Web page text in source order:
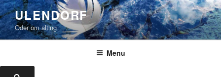
Skip
to
content
ULENDORF
Oder om alting
Menu